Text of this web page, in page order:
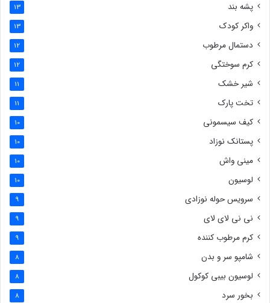
پشه بند 13
واکر کودک 13
دستمال مرطوب 12
کرم سوختگی 12
شیر خشک 11
تخت پارک 11
کیف سیسمونی 10
پستانک نوزاد 10
مینی واش 10
لوسیون 10
سرویس حوله نوزادی 9
نی نی لای لای 9
کرم مرطوب کننده 9
شامپو سر و بدن 8
لوسیون بیبی کوکول 8
بخور سرد 8